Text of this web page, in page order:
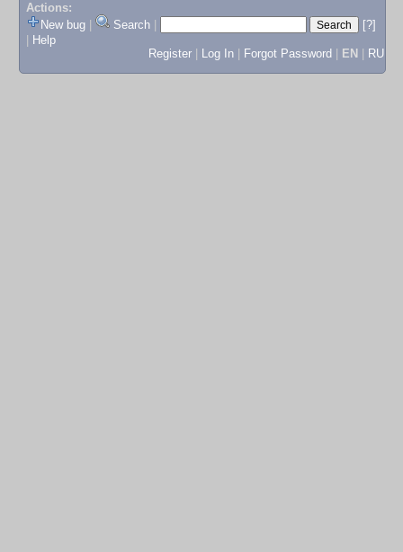
Actions:
New bug
Search
[?]
Help
Register
Log In Forgot Password EN RU